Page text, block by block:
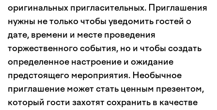
оригинальных пригласительных. Приглашения
нужны не только чтобы уведомить гостей о
дате, времени и месте проведения
торжественного события, но и чтобы создать
определенное настроение и ожидание
предстоящего мероприятия. Необычное
приглашение может стать ценным презентом,
который гости захотят сохранить в качестве